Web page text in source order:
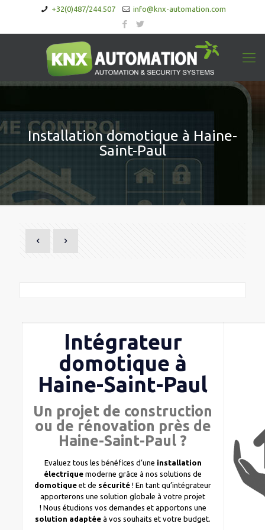
+32(0)487/244.507 info@knx-automation.com
Installation domotique à Haine-
Saint-Paul
Intégrateur
domotique à
Haine-Saint-Paul
Un projet de construction
ou de rénovation près de
Haine-Saint-Paul ?
Evaluez tous les bénéfices d’une installation
électrique moderne grâce à nos solutions de
domotique et de sécurité ! En tant qu’intégrateur
apporterons une solution globale à votre projet
! Nous étudions vos demandes et apportons une
solution adaptéeà vos souhaits et votre budget.